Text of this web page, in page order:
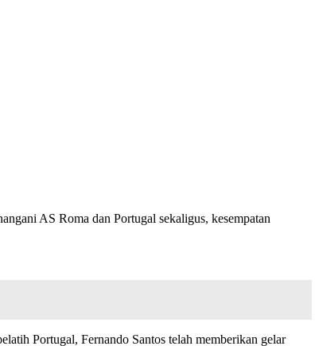
AS Roma dan Portugal sekaligus, kesempatan
Portugal, Fernando Santos telah memberikan gelar